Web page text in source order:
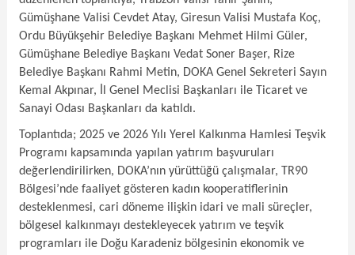
Gümüşhane Valisi Cevdet Atay, Giresun Valisi Mustafa Koç,
Ordu Büyükşehir Belediye Başkanı Mehmet Hilmi Güler,
Gümüşhane Belediye Başkanı Vedat Soner Başer, Rize
Belediye Başkanı Rahmi Metin, DOKA Genel Sekreteri Sayın
Kemal Akpınar, İl Genel Meclisi Başkanları ile Ticaret ve
Sanayi Odası Başkanları da katıldı.
Toplantıda; 2025 ve 2026 Yılı Yerel Kalkınma Hamlesi Teşvik
Programı kapsamında yapılan yatırım başvuruları
değerlendirilirken, DOKA’nın yürüttüğü çalışmalar, TR90
Bölgesi’nde faaliyet gösteren kadın kooperatiflerinin
desteklenmesi, cari döneme ilişkin idari ve mali süreçler,
bölgesel kalkınmayı destekleyecek yatırım ve teşvik
programları ile Doğu Karadeniz bölgesinin ekonomik ve